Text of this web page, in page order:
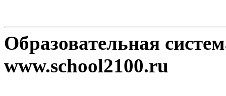
Образовательная
www.school2100.ru